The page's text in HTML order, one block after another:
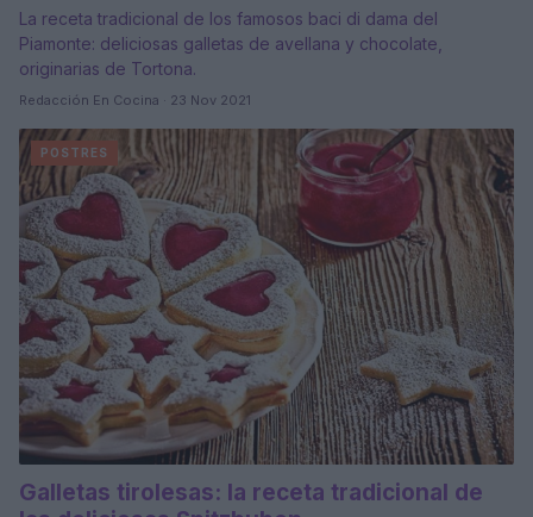
La receta tradicional de los famosos baci di dama del
Piamonte: deliciosas galletas de avellana y chocolate,
originarias de Tortona.
Redacción En Cocina · 23 Nov 2021
POSTRES
Galletas tirolesas: la receta tradicional de